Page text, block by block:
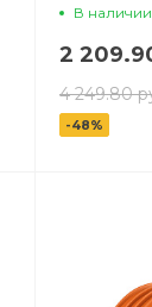
В наличии
2
4 249.80
-48%